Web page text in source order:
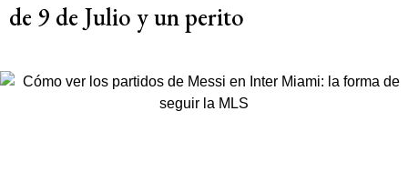
de 9 de Julio y un perito